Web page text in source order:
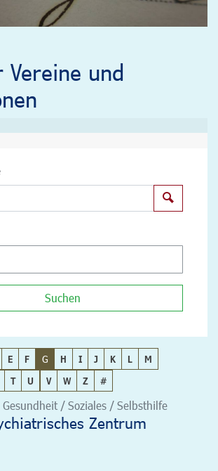
Vereine und
Suchen
E F G H I J K L
M
T U V W Z #
/ Soziales / Selbsthilfe
Zentrum